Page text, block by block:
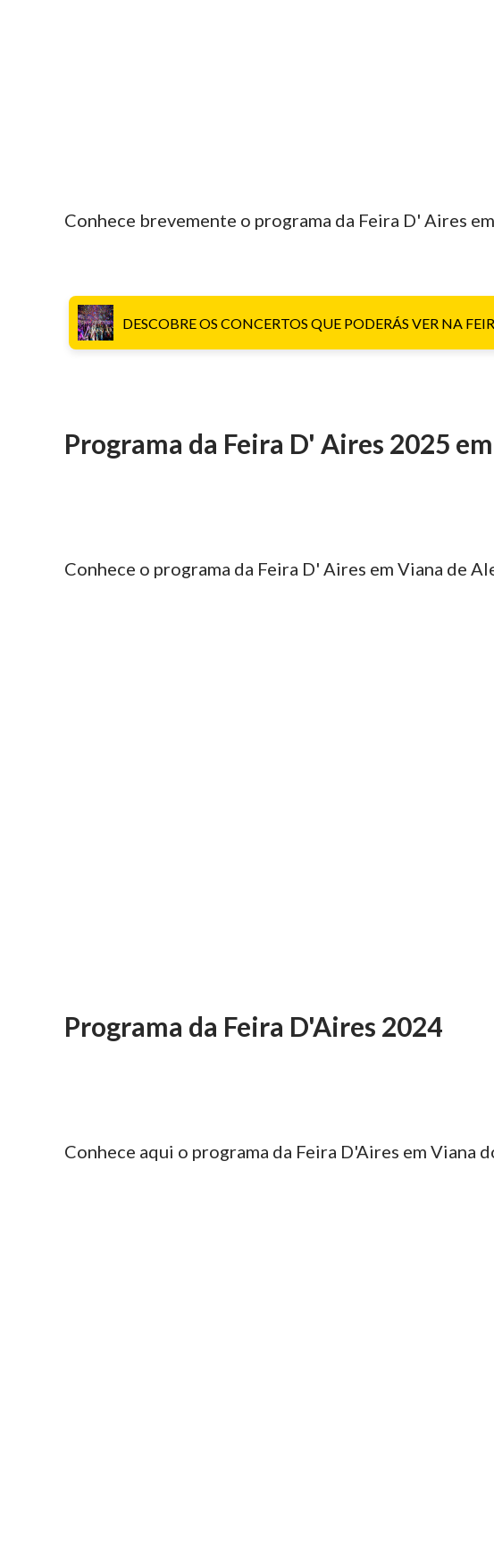
Conhece brevemente o programa da Feira D' Aires
DESCOBRE OS CONCERTOS QUE PODERÁS VER NA
Programa da Feira D' Aires 2025
Conhece o programa da Feira D' Aires em Viana de
Programa da Feira D'Aires 2024
Conhece aqui o programa da Feira D'Aires em Viana